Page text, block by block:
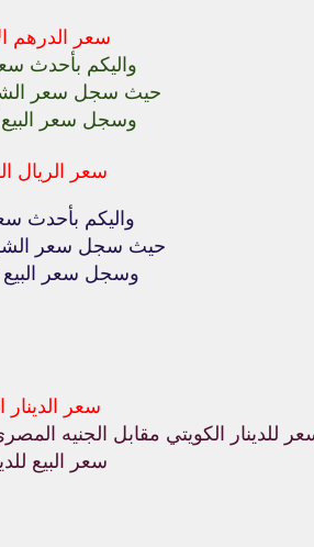
سعر الدرهم
واليكم بأحدث
حيث سجل سعر الشراء
وسجل سعر البيع
سعر الريال
واليكم بأحدث
حيث سجل سعر الشراء
وسجل سعر البيع
سعر
للدينار الكويتي مقابل الجنيه
سعر البيع للدينار